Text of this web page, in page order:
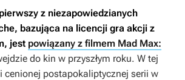
z niezapowiedzianych
bazująca na licencji gra akcji z
jest powiązany z filmem Mad Max:
do kin w przyszłym roku. W tej
cenionej postapokaliptycznej serii w